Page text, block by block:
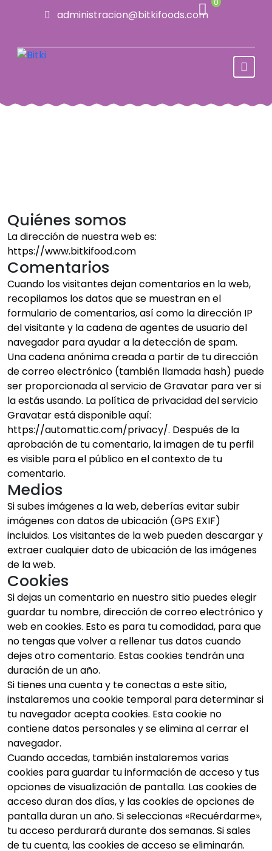
administracion@bitkifoods.com
Quiénes somos
La dirección de nuestra web es:
https://www.bitkifood.com
Comentarios
Cuando los visitantes dejan comentarios en la web,
recopilamos los datos que se muestran en el
formulario de comentarios, así como la dirección IP
del visitante y la cadena de agentes de usuario del
navegador para ayudar a la detección de spam.
Una cadena anónima creada a partir de tu dirección
de correo electrónico (también llamada hash) puede
ser proporcionada al servicio de Gravatar para ver si
la estás usando. La política de privacidad del servicio
Gravatar está disponible aquí:
https://automattic.com/privacy/. Después de la
aprobación de tu comentario, la imagen de tu perfil
es visible para el público en el contexto de tu
comentario.
Medios
Si subes imágenes a la web, deberías evitar subir
imágenes con datos de ubicación (GPS EXIF)
incluidos. Los visitantes de la web pueden descargar y
extraer cualquier dato de ubicación de las imágenes
de la web.
Cookies
Si dejas un comentario en nuestro sitio puedes elegir
guardar tu nombre, dirección de correo electrónico y
web en cookies. Esto es para tu comodidad, para que
no tengas que volver a rellenar tus datos cuando
dejes otro comentario. Estas cookies tendrán una
duración de un año.
Si tienes una cuenta y te conectas a este sitio,
instalaremos una cookie temporal para determinar si
tu navegador acepta cookies. Esta cookie no
contiene datos personales y se elimina al cerrar el
navegador.
Cuando accedas, también instalaremos varias
cookies para guardar tu información de acceso y tus
opciones de visualización de pantalla. Las cookies de
acceso duran dos días, y las cookies de opciones de
pantalla duran un año. Si seleccionas «Recuérdarme»,
tu acceso perdurará durante dos semanas. Si sales
de tu cuenta, las cookies de acceso se eliminarán.